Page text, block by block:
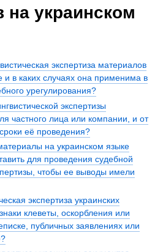
на украинском
экспертиза материалов
и в каких случаях она применима в
урегулирования?
экспертизы
частного лица или компании, и от
её проведения?
на украинском языке
для проведения судебной
чтобы ее выводы имели
экспертиза украинских
клеветы, оскорбления или
публичных заявлениях или